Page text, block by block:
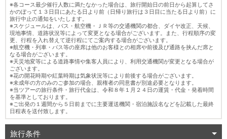
※各コース最少催行人数に満たなかった場合は、旅行開始日の前日から起算してさ
かのぼって１３日目にあたる日より前（日帰り旅行は３日目に当たる日より前）に
旅行中止の通知をいたします。
※スケジュールは、バス・航空機・ＪＲ等の交通機関の都合、ダイヤ改正、天候、
現地事情、道路状況等によって変更となる場合がございます。また、行程順序の変
更、行程を入れ替えて逆行程にてご案内する場合がございます。
※航空機・列車・バス等の座席は他のお客様との相席や前後及び通路を挟んだ席と
なる場合がございます。
※天災地変等による道路事情や集客人員により、利用交通機関が変更となる場合が
ございます。
※花の開花時期や紅葉時期は気象状況等により前後する場合がございます。
※未成年の方のみのご参加の場合、親権者の同意書が別途必要となります。
※当ツアーの旅行条件・旅行代金は、令和８年１月２４日の運賃・代金・発着時間
を基準としております。
※ご出発の１週間から５日前までに主要運送機関・宿泊施設名などを記載した最終
日程表を送付致します。
旅行条件